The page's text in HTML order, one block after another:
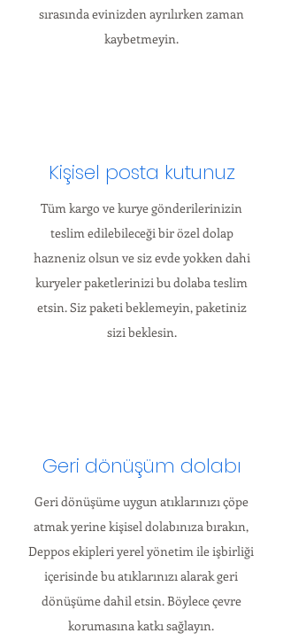
sırasında evinizden ayrılırken zaman
kaybetmeyin.
Kişisel posta kutunuz
Tüm kargo ve kurye gönderilerinizin
teslim edilebileceği bir özel dolap
hazneniz olsun ve siz evde yokken dahi
kuryeler paketlerinizi bu dolaba teslim
etsin. Siz paketi beklemeyin, paketiniz
sizi beklesin.
Geri dönüşüm dolabı
Geri dönüşüme uygun atıklarınızı çöpe
atmak yerine kişisel dolabınıza bırakın,
Deppos ekipleri yerel yönetim ile işbirliği
içerisinde bu atıklarınızı alarak geri
dönüşüme dahil etsin. Böylece çevre
korumasına katkı sağlayın.